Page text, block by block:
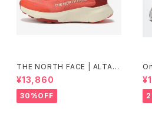
THE NORTH FACE | ALTAM
ESA300V2 | ラバレット／アイ
アンクレイ | Men
¥13,860
30%OFF
t |